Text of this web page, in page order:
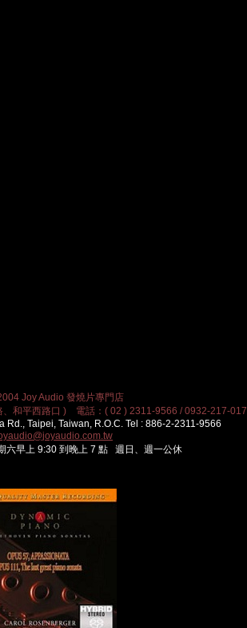
Joy Audio 發燒片專門店
、和平西路口 ) 電話：( 02 ) 2311-9566 / 0932-217-017
Rd., Taipei, Taiwan, R.O.C. Tel : 886-2-2311-9566
六早上 9:30 到晚上 7 點 週日、週一公休